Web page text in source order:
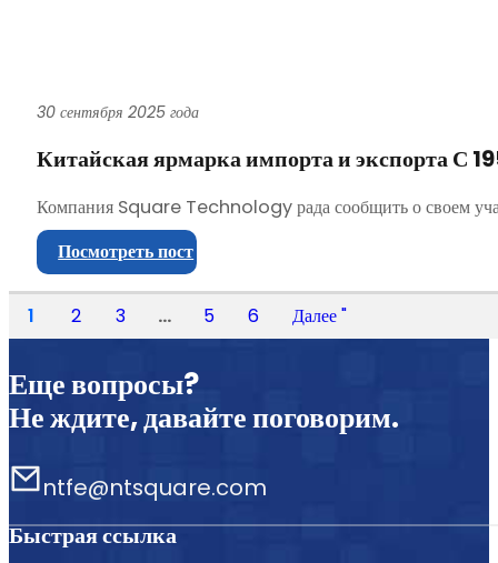
30 сентября 2025 года
Китайская ярмарка импорта и экспорта С
Компания Square Technology рада сообщить о своем
Посмотреть пост
1 2 3 ... 5 6 Далее "
Еще вопросы?
Не ждите, давайте поговорим.
ntfe@ntsquare.com
Быстрая ссылка